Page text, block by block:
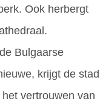
Ook herbergt
Bulgaarse
krijgt de stad
vertrouwen van